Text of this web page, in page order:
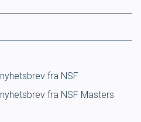
fra NSF
fra NSF Masters